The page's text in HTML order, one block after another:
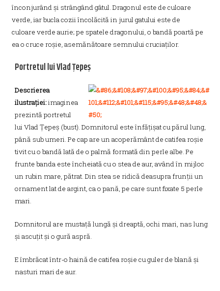
înconjurând și strângând gâtul. Dragonul este de culoare
verde, iar bucla cozii încolăcită in jurul gatului este de
culoare verde aurie; pe spatele dragonului, o bandă poartă pe
ea o cruce roșie, asemănătoare semnului cruciaților.
Portretul lui Vlad Țepeș
Descrierea
ilustrației:imaginea
prezintă portretul
lui Vlad Țepeș (bust). Domnitorul este înfățișat cu părul lung,
până sub umeri. Pe cap are un acoperământ de catifea roșie
tivit cu o bandă lată de o palmă formată din perle albe. Pe
frunte banda este încheiată cu o stea de aur, având în mijloc
un rubin mare, pătrat. Din stea se ridică deasupra frunții un
ornament lat de argint, ca o pană, pe care sunt fixate 5 perle
mari.
Domnitorul are mustață lungă și dreaptă, ochi mari, nas lung
și ascuțit și o gură aspră.
E îmbrăcat într-o haină de catifea roșie cu guler de blană și
nasturi mari de aur.